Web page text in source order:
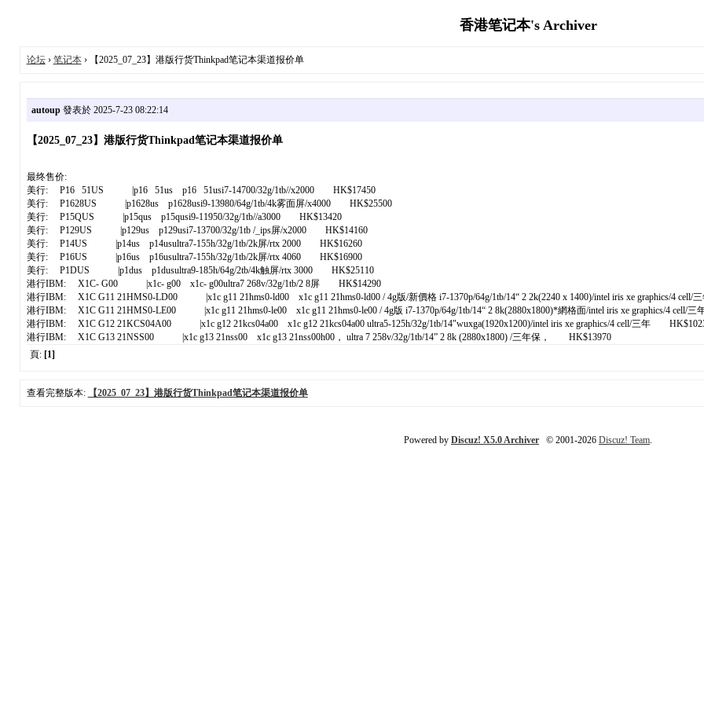
香港笔记本's Archiver
论坛› 笔记本› 【2025_07_23】港版行货Thinkpad笔记本渠道报价单
autoup發表於 2025-7-23 08:22:14
【2025_07_23】港版行货Thinkpad笔记本渠道报价单
最终售价:
美行: P16 51US |p16 51us p16 51usi7-14700/32g/1tb//x2000 HK$17450
美行: P1628US |p1628us p1628usi9-13980/64g/1tb/4k雾面屏/x4000 HK$25500
美行: P15QUS |p15qus p15qusi9-11950/32g/1tb//a3000 HK$13420
美行: P129US |p129us p129usi7-13700/32g/1tb /_ips屏/x2000 HK$14160
美行: P14US |p14us p14usultra7-155h/32g/1tb/2k屏/rtx 2000 HK$16260
美行: P16US |p16us p16usultra7-155h/32g/1tb/2k屏/rtx 4060 HK$16900
美行: P1DUS |p1dus p1dusultra9-185h/64g/2tb/4k触屏/rtx 3000 HK$25110
港行IBM: X1C- G00 |x1c- g00 x1c- g00ultra7 268v/32g/1tb/2 8屏 HK$14290
港行IBM: X1C G11 21HMS0-LD00 |x1c g11 21hms0-ld00 x1c g11 21hms0-ld00 / 4g版/新價格 i7-1370p/64g/1tb/14“ 2 2k(2240 x 1400)/intel iris xe graphics/4
港行IBM: X1C G11 21HMS0-LE00 |x1c g11 21hms0-le00 x1c g11 21hms0-le00 / 4g版 i7-1370p/64g/1tb/14“ 2 8k(2880x1800)*網格面/intel iris xe graphics/4 cell/
港行IBM: X1C G12 21KCS04A00 |x1c g12 21kcs04a00 x1c g12 21kcs04a00 ultra5-125h/32g/1tb/14"wuxga(1920x1200)/intel iris xe graphics/4 cell/三年
港行IBM: X1C G13 21NSS00 |x1c g13 21nss00 x1c g13 21nss00h00， ultra 7 258v/32g/1tb/14” 2 8k (2880x1800) /三年保， HK$13970
頁: [1]
查看完整版本: 【2025_07_23】港版行货Thinkpad笔记本渠道报价单
Powered by Discuz! X5.0 Archiver © 2001-2026 Discuz! Team.